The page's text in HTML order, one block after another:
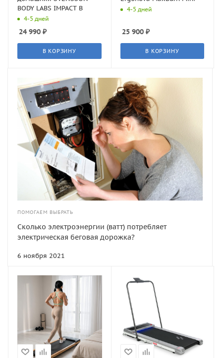
BODY LABS IMPACT B
4-5 дней
24 990 ₽
В КОРЗИНУ
4-5 дней
25 900₽
В КОРЗИНУ
ПОМОГАЕМ ВЫБРАТЬ
6 ноября 2021
Сколько электроэнергии (ватт) потребляет
электрическая беговая дорожка?